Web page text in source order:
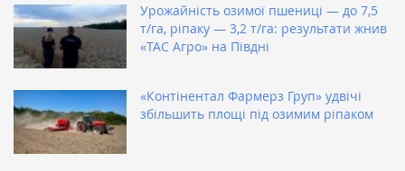
Урожайність озимої пшениці — до 7,5
т/га, ріпаку — 3,2 т/га: результати жнив
«ТАС Агро» на Півдні
«Контінентал Фармерз Груп» удвічі
збільшить площі під озимим ріпаком